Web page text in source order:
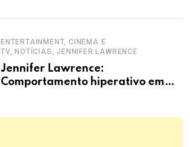
ENTERTAINMENT, CINEMA E
TV, NOTÍCIAS, JENNIFER LAWRENCE
Jennifer Lawrence:
Comportamento hiperativo em